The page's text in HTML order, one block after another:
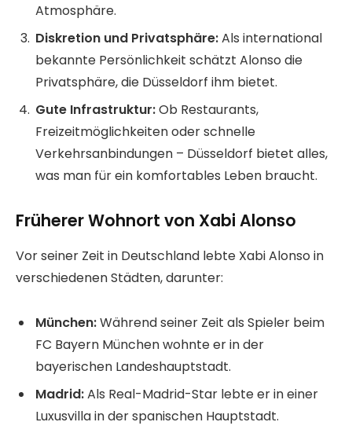
Atmosphäre.
Diskretion und Privatsphäre:Als international
bekannte Persönlichkeit schätzt Alonso die
Privatsphäre, die Düsseldorf ihm bietet.
Gute Infrastruktur:Ob Restaurants,
Freizeitmöglichkeiten oder schnelle
Verkehrsanbindungen – Düsseldorf bietet alles,
was man für ein komfortables Leben braucht.
Früherer Wohnort von Xabi Alonso
Vor seiner Zeit in Deutschland lebte Xabi Alonso in
verschiedenen Städten, darunter:
München:Während seiner Zeit als Spieler beim
FC Bayern München wohnte er in der
bayerischen Landeshauptstadt.
Madrid:Als Real-Madrid-Star lebte er in einer
Luxusvilla in der spanischen Hauptstadt.